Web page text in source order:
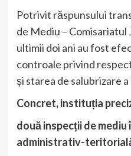
Potrivit răspunsului
de Mediu – Comisariatul
ultimii doi ani au fost
controale privind
și starea de salubrizare
Concret, instituția
două inspecții de
administrativ-